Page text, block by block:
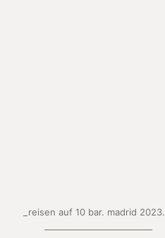
_reisen auf 10 bar. madrid 2023.